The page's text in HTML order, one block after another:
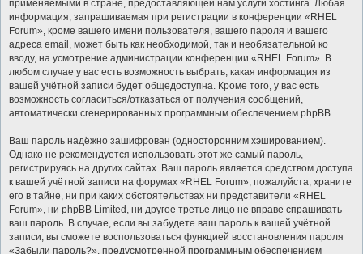
применяемыми в стране, предоставляющей нам услуги хостинга. Любая
информация, запрашиваемая при регистрации в конференции «RHEL
Forum», кроме вашего имени пользователя, вашего пароля и вашего
адреса email, может быть как необходимой, так и необязательной ко
вводу, на усмотрение администрации конференции «RHEL Forum». В
любом случае у вас есть возможность выбрать, какая информация из
вашей учётной записи будет общедоступна. Кроме того, у вас есть
возможность согласиться/отказаться от получения сообщений,
автоматически сгенерированных программным обеспечением phpBB.
Ваш пароль надёжно зашифрован (односторонним хэшированием).
Однако не рекомендуется использовать этот же самый пароль,
регистрируясь на других сайтах. Ваш пароль является средством доступа
к вашей учётной записи на форумах «RHEL Forum», пожалуйста, храните
его в тайне, ни при каких обстоятельствах ни представители «RHEL
Forum», ни phpBB Limited, ни другое третье лицо не вправе спрашивать
ваш пароль. В случае, если вы забудете ваш пароль к вашей учётной
записи, вы сможете воспользоваться функцией восстановления пароля
«Забыли пароль?», предусмотренной программным обеспечением